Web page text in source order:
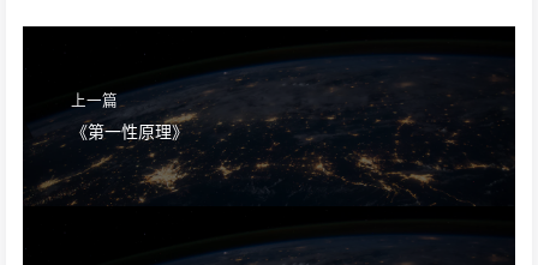
上一篇
《第一性原理》